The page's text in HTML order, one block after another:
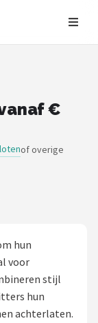
€
of overige
hun
voor
stijl
hun
achterlaten.